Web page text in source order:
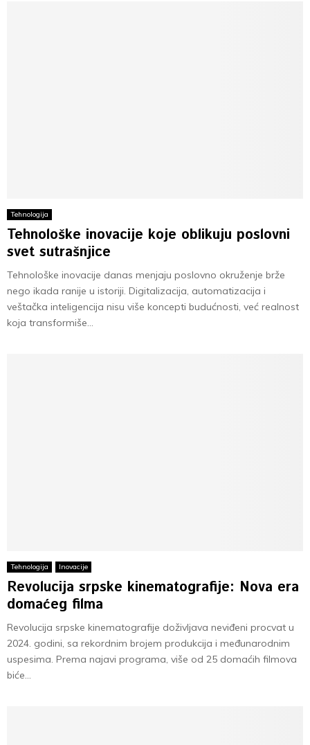
Tehnologija
Tehnološke inovacije koje oblikuju poslovni
svet sutrašnjice
Tehnološke inovacije danas menjaju poslovno okruženje brže
nego ikada ranije u istoriji. Digitalizacija, automatizacija i
veštačka inteligencija nisu više koncepti budućnosti, već realnost
koja transformiše...
Tehnologija Inovacije
Revolucija srpske kinematografije: Nova era
domaćeg filma
Revolucija srpske kinematografije doživljava neviđeni procvat u
2024. godini, sa rekordnim brojem produkcija i međunarodnim
uspesima. Prema najavi programa, više od 25 domaćih filmova
biće...